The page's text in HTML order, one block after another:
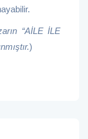
“AİLE İLE
)